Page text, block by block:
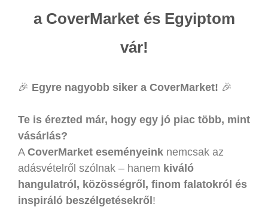
a CoverMarket és Egyiptom
vár!
🎉 Egyre nagyobb siker a CoverMarket! 🎉
Te is érezted már, hogy egy jó piac több, mint
vásárlás?
A CoverMarket eseményeink nemcsak az
adásvételről szólnak – hanem kiváló
hangulatról, közösségről, finom falatokról és
inspiráló beszélgetésekről !